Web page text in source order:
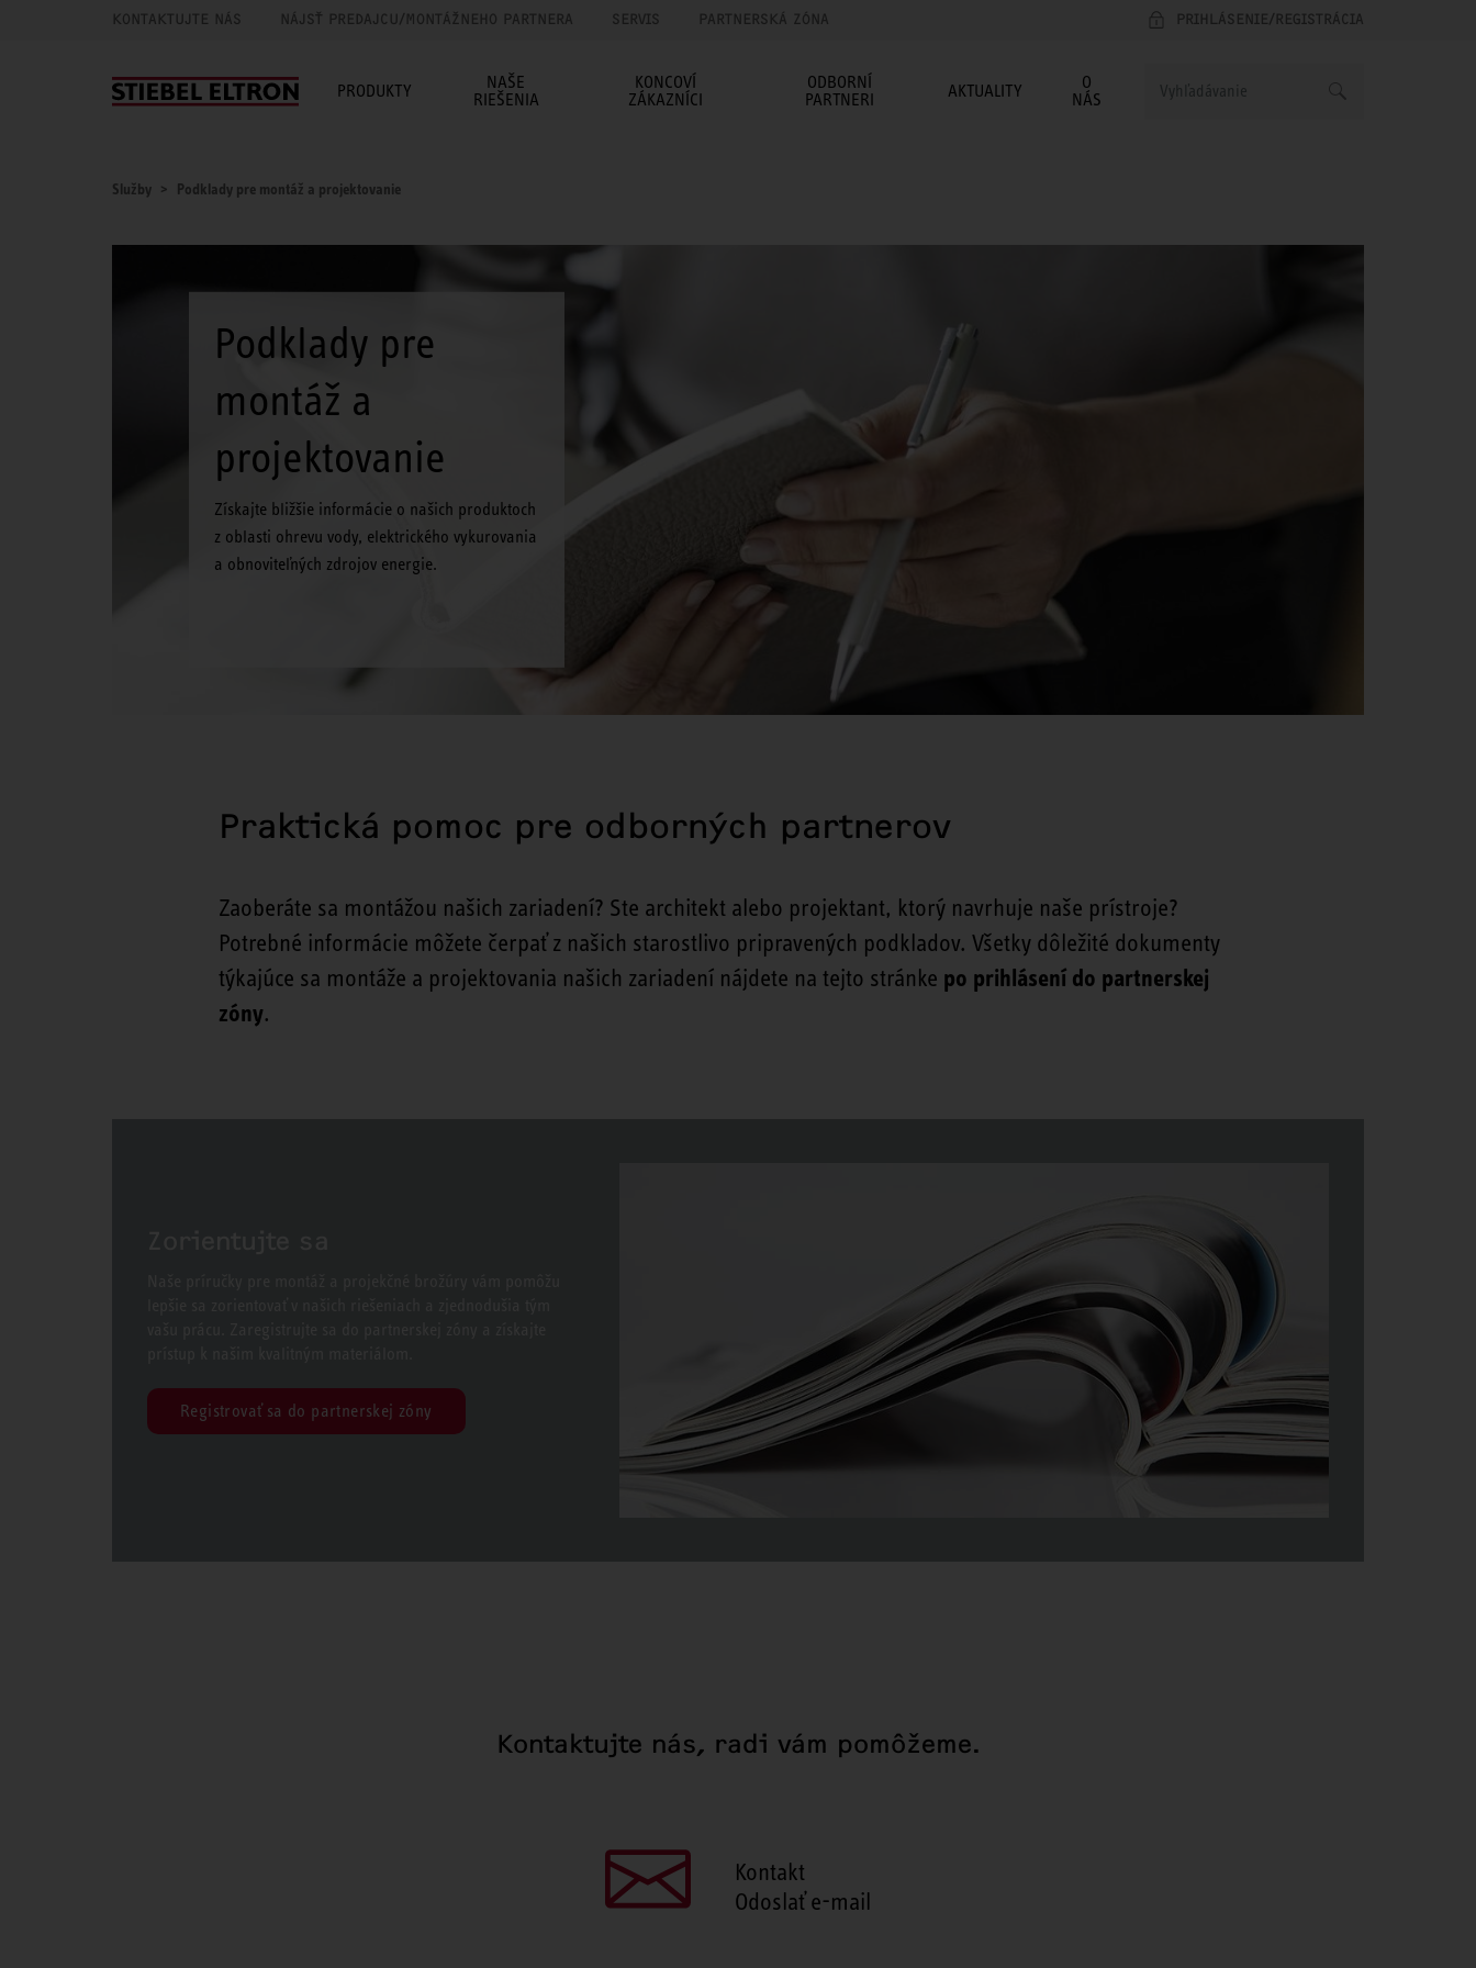
KONTAKTUJTE NÁS NÁJSŤ PREDAJCU/MONTÁŽNEHO PARTNERA SERVIS PARTNERSKÁ ZÓNA PRIHLÁSENIE/REGISTRÁCIA
PRODUKTY
NAŠE
RIEŠENIA
KONCOVÍ
ZÁKAZNÍCI
ODBORNÍ
PARTNERI
AKTUALITY
O
NÁS
Služby Podklady pre montáž a projektovanie
Podklady pre
montáž a
projektovanie
Získajte bližšie informácie o našich produktoch
z oblasti ohrevu vody, elektrického vykurovania
a obnoviteľných zdrojov energie.
Praktická pomoc pre odborných partnerov
Zaoberáte sa montážou našich zariadení? Ste architekt alebo projektant, ktorý navrhuje naše prístroje?
Potrebné informácie môžete čerpať z našich starostlivo pripravených podkladov. Všetky dôležité dokumenty
týkajúce sa montáže a projektovania našich zariadení nájdete na tejto stránke po prihlásení do partnerskej
zóny.
Registrovať sa do partnerskej zóny
Kontaktujte nás, radi vám pomôžeme.
Kontakt
Odoslať e-mail